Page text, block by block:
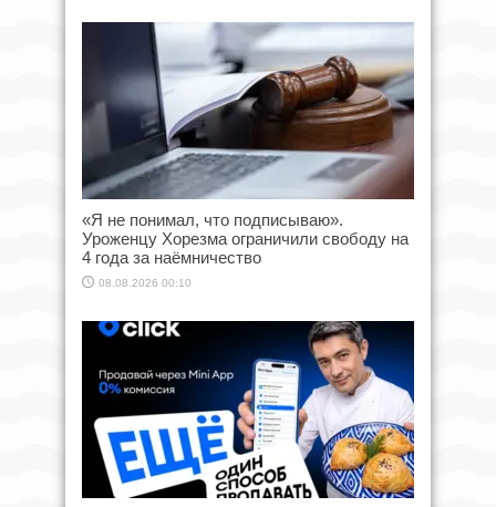
«Я не понимал, что подписываю».
Уроженцу Хорезма ограничили свободу на
4 года за наёмничество
08.08.2026 00:10